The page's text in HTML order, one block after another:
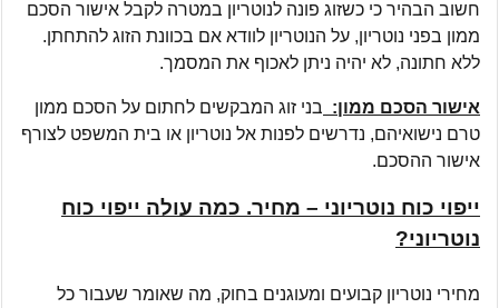
חשוב הבהיר כי כשזוג פונה לנוטריון במטרה לקבל אישור הסכם
ממון בפני נוטריון, על הנוטריון לוודא אם בכוונת הזוג להתחתן.
ללא חתונה, לא יהיה ניתן לאכוף את המסמך.
אישור הסכם ממון: בני זוג המבקשים לחתום על הסכם ממון
טרם נישואיהם, נדרשים לפנות אל נוטריון או בית המשפט לצורף
אישור ההסכם.
ייפוי כוח נוטריוני – מחיר. כמה עולה ייפוי כוח
נוטריוני?
מחירי נוטריון קבועים ומעוגנים בחוק, מה שאומר שעבור כל